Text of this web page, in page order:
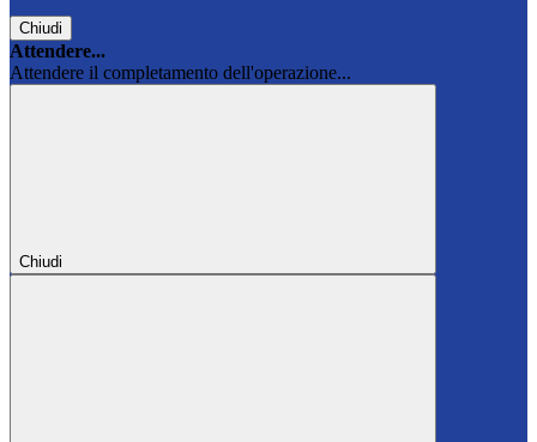
Chiudi
Attendere...
Attendere il completamento dell'operazione...
Chiudi